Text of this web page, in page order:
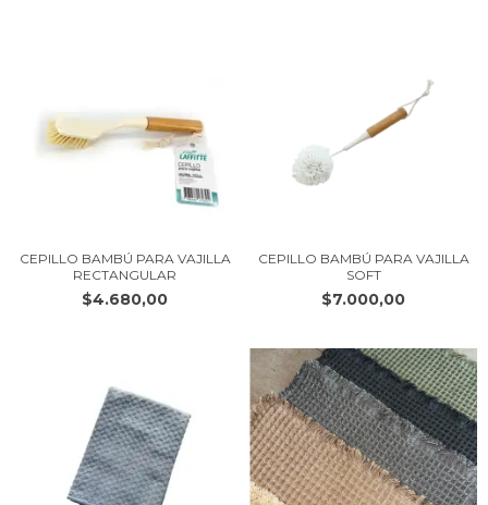
CEPILLO BAMBÚ PARA VAJILLA
RECTANGULAR
$4.680,00
CEPILLO BAMBÚ PARA VAJILLA
SOFT
$7.000,00